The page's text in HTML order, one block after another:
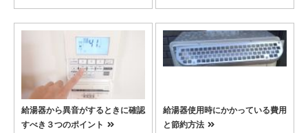
給湯器から異音がするときに確認
すべき３つのポイント
給湯器使用時にかかっている費用
と節約方法